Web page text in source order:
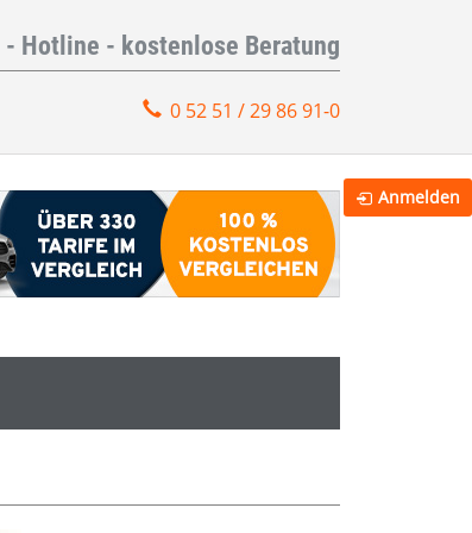
- Hotline - kostenlose Beratung
0 52 51 / 29 86 91-0
Anmelden